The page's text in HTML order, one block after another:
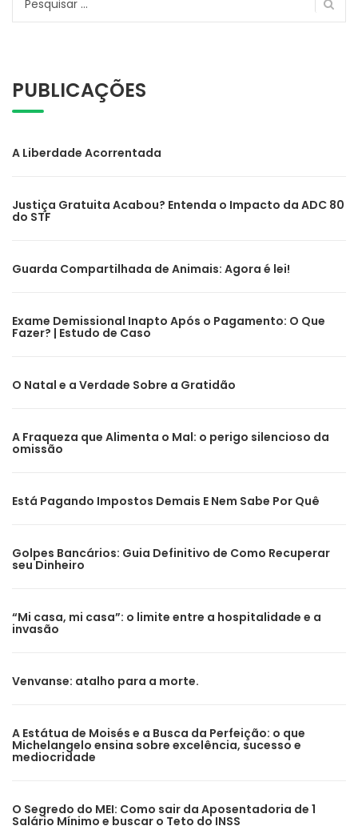
PUBLICAÇÕES
A Liberdade Acorrentada
Justiça Gratuita Acabou? Entenda o Impacto da ADC 80
do STF
Guarda Compartilhada de Animais: Agora é lei!
Exame Demissional Inapto Após o Pagamento: O Que
Fazer? | Estudo de Caso
O Natal e a Verdade Sobre a Gratidão
A Fraqueza que Alimenta o Mal: o perigo silencioso da
omissão
Está Pagando Impostos Demais E Nem Sabe Por Quê
Golpes Bancários: Guia Definitivo de Como Recuperar
seu Dinheiro
“Mi casa, mi casa”: o limite entre a hospitalidade e a
invasão
Venvanse: atalho para a morte.
A Estátua de Moisés e a Busca da Perfeição: o que
Michelangelo ensina sobre excelência, sucesso e
mediocridade
O Segredo do MEI: Como sair da Aposentadoria de 1
Salário Mínimo e buscar o Teto do INSS